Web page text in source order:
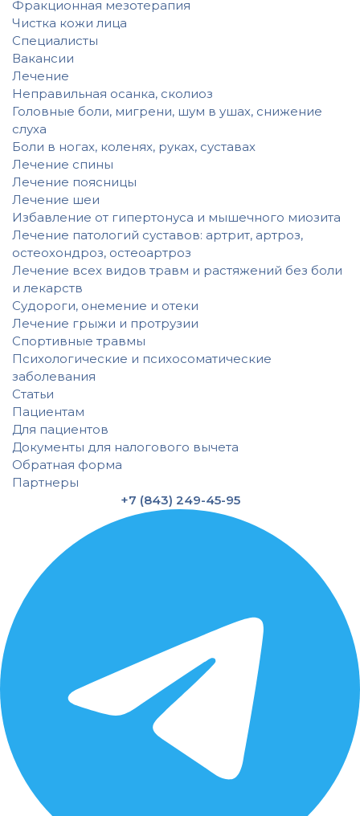
Фракционная мезотерапия
Чистка кожи лица
Специалисты
Вакансии
Лечение
Неправильная осанка, сколиоз
Головные боли, мигрени, шум в ушах, снижение
слуха
Боли в ногах, коленях, руках, суставах
Лечение спины
Лечение поясницы
Лечение шеи
Избавление от гипертонуса и мышечного миозита
Лечение патологий суставов: артрит, артроз,
остеохондроз, остеоартроз
Лечение всех видов травм и растяжений без боли
и лекарств
Судороги, онемение и отеки
Лечение грыжи и протрузии
Спортивные травмы
Психологические и психосоматические
заболевания
Статьи
Пациентам
Для пациентов
Документы для налогового вычета
Обратная форма
Партнеры
+7 (843) 249-45-95